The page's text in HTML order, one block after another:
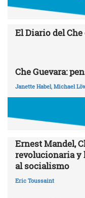
El Diario del
Che Guevara:
Janette Habel, Michael
Ernest Mandel,
revolucionaria y
al socialismo
Eric Toussaint